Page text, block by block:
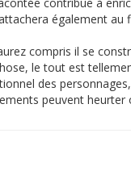
également
compris il se
le tout est
des
peuvent